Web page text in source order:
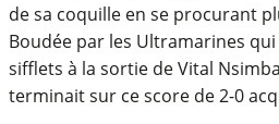
de sa coquille en se procurant
Boudée par les Ultramarines
sifflets à la sortie de Vital
terminait sur ce score de 2-0